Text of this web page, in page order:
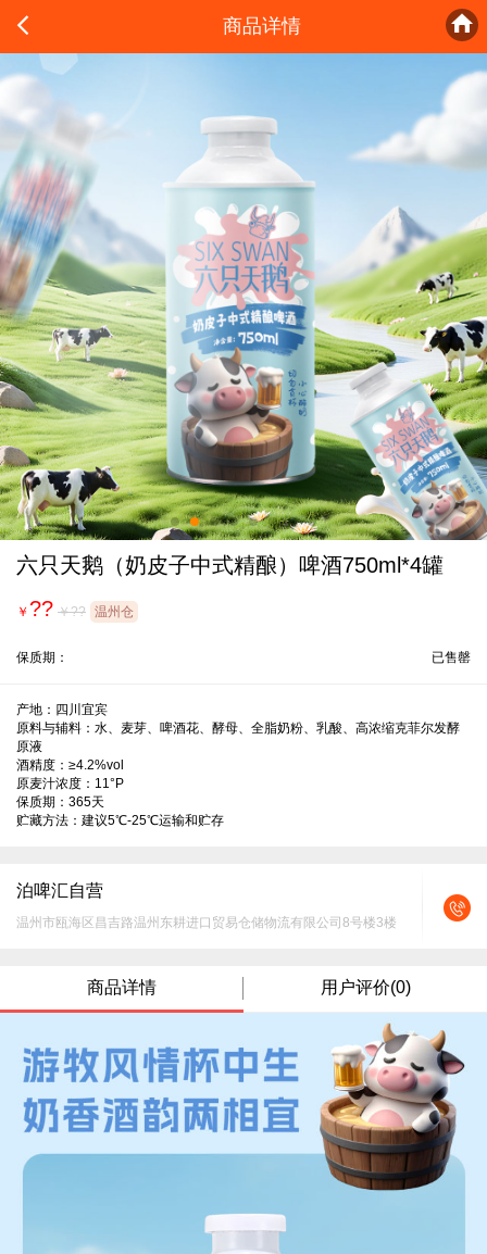
 商品详情 
六只天鹅（奶皮子中式精酿）啤酒750ml*4罐
￥ ?? ￥?? 温州仓
保质期： 已售罄
产地：四川宜宾
原料与辅料：水、麦芽、啤酒花、酵母、全脂奶粉、乳酸、高浓缩克菲尔发酵
原液
酒精度：≥4.2%vol
原麦汁浓度：11°P
保质期：365天
贮藏方法：建议5℃-25℃运输和贮存
泊啤汇自营
温州市瓯海区昌吉路温州东耕进口贸易仓储物流有限公司8号楼3楼
商品详情 用户评价(0)